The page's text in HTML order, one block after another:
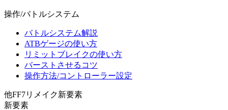
操作/バトルシステム
バトルシステム解説
ATBゲージの使い方
リミットブレイクの使い方
バーストさせるコツ
操作方法/コントローラー設定
他FF7リメイク新要素
新要素